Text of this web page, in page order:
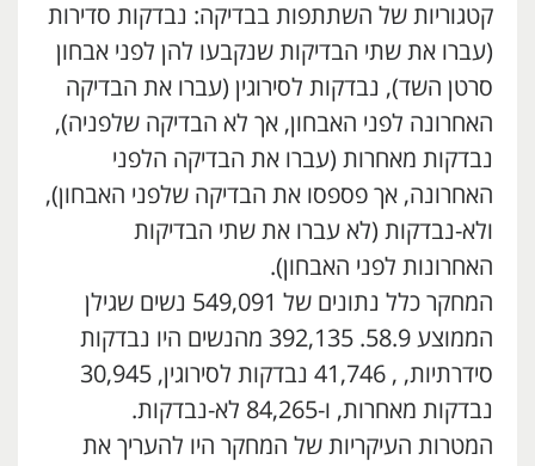
קטגוריות של השתתפות בבדיקה: נבדקות סדירות
(עברו את שתי הבדיקות שנקבעו להן לפני אבחון
סרטן השד), נבדקות לסירוגין (עברו את הבדיקה
האחרונה לפני האבחון, אך לא הבדיקה שלפניה),
נבדקות מאחרות (עברו את הבדיקה הלפני
האחרונה, אך פספסו את הבדיקה שלפני האבחון),
ולא-נבדקות (לא עברו את שתי הבדיקות
האחרונות לפני האבחון).
המחקר כלל נתונים של 549,091 נשים שגילן
הממוצע 58.9. 392,135 מהנשים היו נבדקות
סידרתיות, , 41,746 נבדקות לסירוגין, 30,945
נבדקות מאחרות, ו-84,265 לא-נבדקות.
המטרות העיקריות של המחקר היו להעריך את